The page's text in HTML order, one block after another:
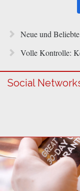
Neue und
Volle Kontrolle:
Social